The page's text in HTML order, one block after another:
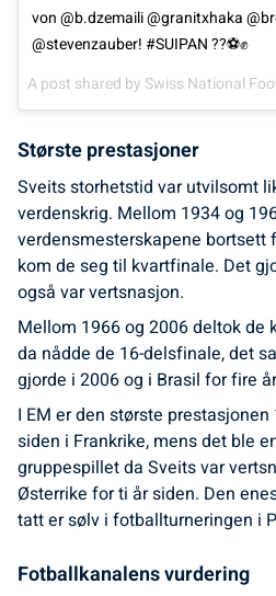
von @b.dzemaili @granitxhaka
@stevenzauber! #SUIPAN ??⚽️✊️
A post shared by Swiss National
Største prestasjoner
Sveits storhetstid var utvilsomt
verdenskrig. Mellom 1934 og
verdensmesterskapene bortsett
kom de seg til kvartfinale. Det
også var vertsnasjon.
Mellom 1966 og 2006 deltok de
da nådde de 16-delsfinale, det
gjorde i 2006 og i Brasil for fire
I EM er den største
siden i Frankrike, mens det ble
gruppespillet da Sveits var
Østerrike for ti år siden. Den
tatt er sølv i fotballturneringen i
Fotballkanalens vurdering